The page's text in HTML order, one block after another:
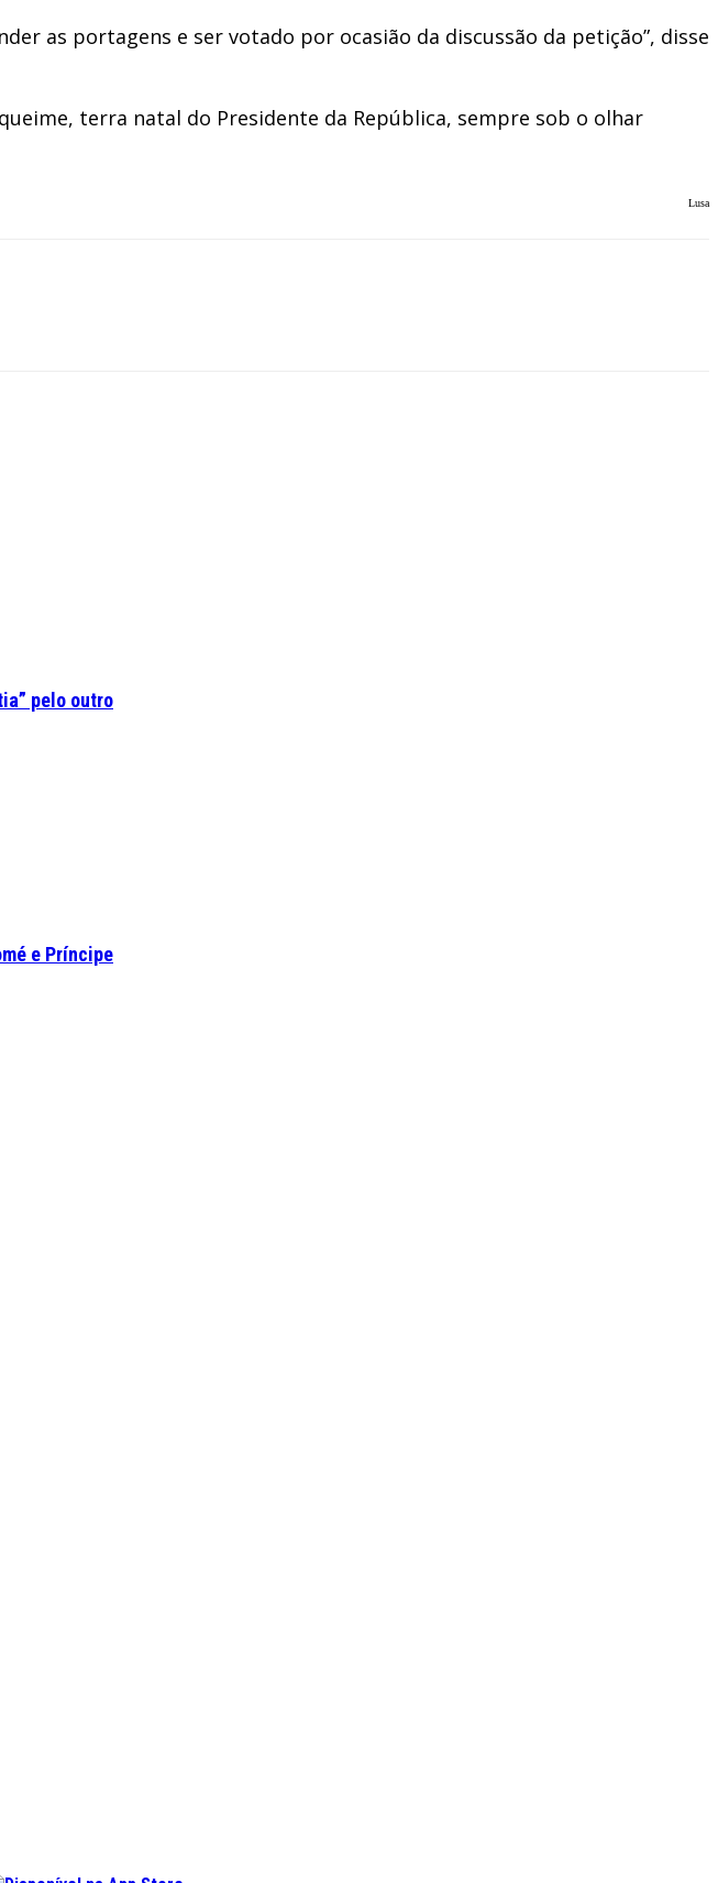
as portagens e ser votado por ocasião da discussão da petição”, disse
terra natal do Presidente da República, sempre sob o olhar
Lusa
pelo outro
e Príncipe